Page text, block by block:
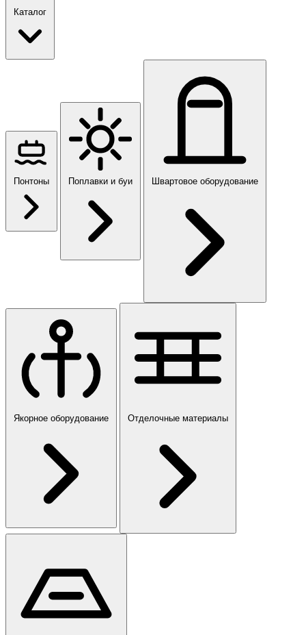
Каталог
Понтоны Поплавки и буи Швартовое оборудование
Якорное оборудование Отделочные материалы